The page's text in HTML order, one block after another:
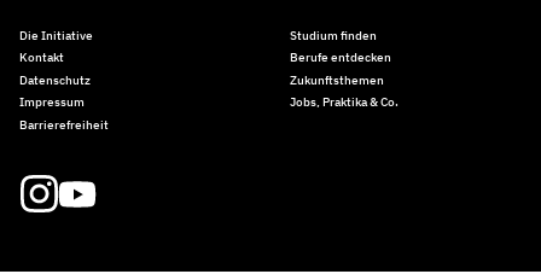
Die Initiative
Kontakt
Datenschutz
Impressum
Barrierefreiheit
Studium finden
Berufe entdecken
Zukunftsthemen
Jobs, Praktika & Co.